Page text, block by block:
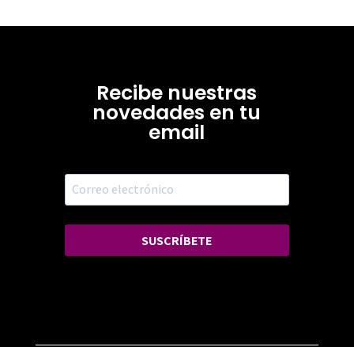
Recibe nuestras
novedades en tu
email
SUSCRÍBETE